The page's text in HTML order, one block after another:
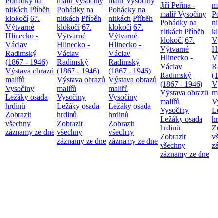
nitkách Příběh
klokočí 67.
Výtvarné
Hlinecko -
Václav
Radimský
(1867 - 1946)
Výstava obrazů
maliřů
Vysočiny
Ležáky osada
hrdinů
Zobrazit
všechny
záznamy ze dne
Pohádky na
nitkách Příběh
klokočí 67.
Výtvarné
Hlinecko -
Václav
Radimský
(1867 - 1946)
Výstava obrazů
maliřů
Vysočiny
Ležáky osada
hrdinů
Zobrazit
všechny
záznamy ze dne
Pohádky na
nitkách Příběh
klokočí 67.
Výtvarné
Hlinecko -
Václav
Radimský
(1867 - 1946)
Výstava obrazů
maliřů
Vysočiny
Ležáky osada
hrdinů
Zobrazit
všechny
záznamy ze dne
Jiří Peřina -
malíř Vysočiny
Pohádky na
nitkách Příběh
klokočí 67.
Výtvarné
Hlinecko -
Václav
Radimský
(1867 - 1946)
Výstava obrazů
maliřů
Vysočiny
Ležáky osada
hrdinů
Zobrazit
všechny
záznamy ze dne